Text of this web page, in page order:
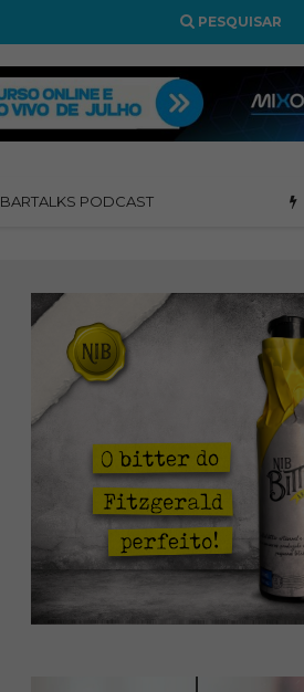
PESQUISAR
BARTALKS PODCAST